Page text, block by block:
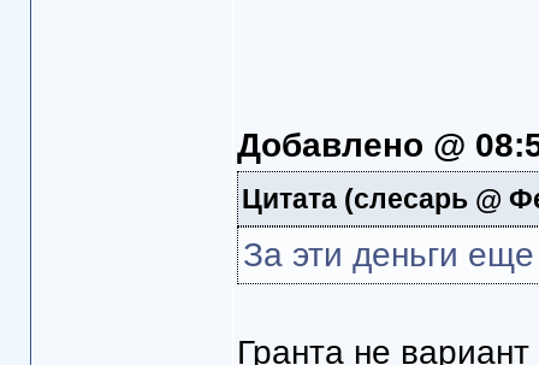
Добавлено @
Цитата(слесарь @
За эти деньги
Гранта не